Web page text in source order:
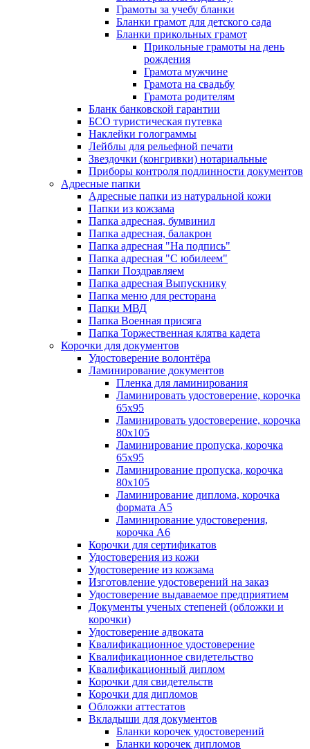
Грамоты за учебу бланки
Бланки грамот для детского сада
Бланки прикольных грамот
Прикольные грамоты на день
рождения
Грамота мужчине
Грамота на свадьбу
Грамота родителям
Бланк банковской гарантии
БСО туристическая путевка
Наклейки голограммы
Лейблы для рельефной печати
Звездочки (конгривки) нотариальные
Приборы контроля подлинности документов
Адресные папки
Адресные папки из натуральной кожи
Папки из кожзама
Папка адресная, бумвинил
Папка адресная, балакрон
Папка адресная "На подпись"
Папка адресная "C юбилеем"
Папки Поздравляем
Папка адресная Выпускнику
Папка меню для ресторана
Папки МВД
Папка Военная присяга
Папка Торжественная клятва кадета
Корочки для документов
Удостоверение волонтёра
Ламинирование документов
Пленка для ламинирования
Ламинировать удостоверение, корочка
65х95
Ламинировать удостоверение, корочка
80х105
Ламинирование пропуска, корочка
65х95
Ламинирование пропуска, корочка
80х105
Ламинирование диплома, корочка
формата А5
Ламинирование удостоверения,
корочка А6
Корочки для сертификатов
Удостоверения из кожи
Удостоверение из кожзама
Изготовление удостоверений на заказ
Удостоверение выдаваемое предприятием
Документы ученых степеней (обложки и
корочки)
Удостоверение адвоката
Квалификационное удостоверение
Квалификационное свидетельство
Квалификационный диплом
Корочки для свидетельств
Корочки для дипломов
Обложки аттестатов
Вкладыши для документов
Бланки корочек удостоверений
Бланки корочек дипломов